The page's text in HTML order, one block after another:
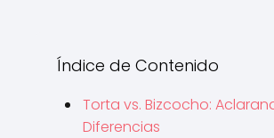
Índice de Contenido
Torta vs. Bizcocho:
Diferencias